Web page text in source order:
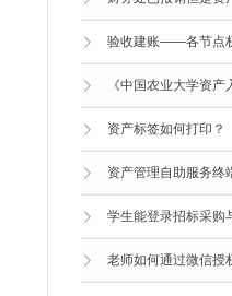
验收建账——各节点
《中国农业大学资
资产标签如何打印？
资产管理自助服务终
学生能登录招标采购
老师如何通过微信授